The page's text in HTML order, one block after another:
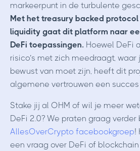
markeerpunt in de turbulente
Met het treasury backed
liquidity gaat dit platform naar
DeFi toepassingen. Hoewel DeFi
risico’s met zich meedraagt,
bewust van moet zijn, heeft dit
algemene vertrouwen een
Stake jij al OHM of wil je meer
DeFi 2.0? We praten graag verder
AllesOverCrypto facebookgroep!
een vraag over DeFi of